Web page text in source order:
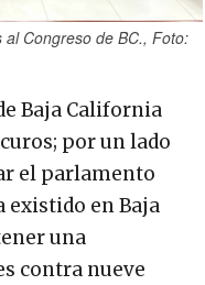
Congreso de BC., Foto:
Baja California
por un lado
el parlamento
existido en Baja
una
contra nueve